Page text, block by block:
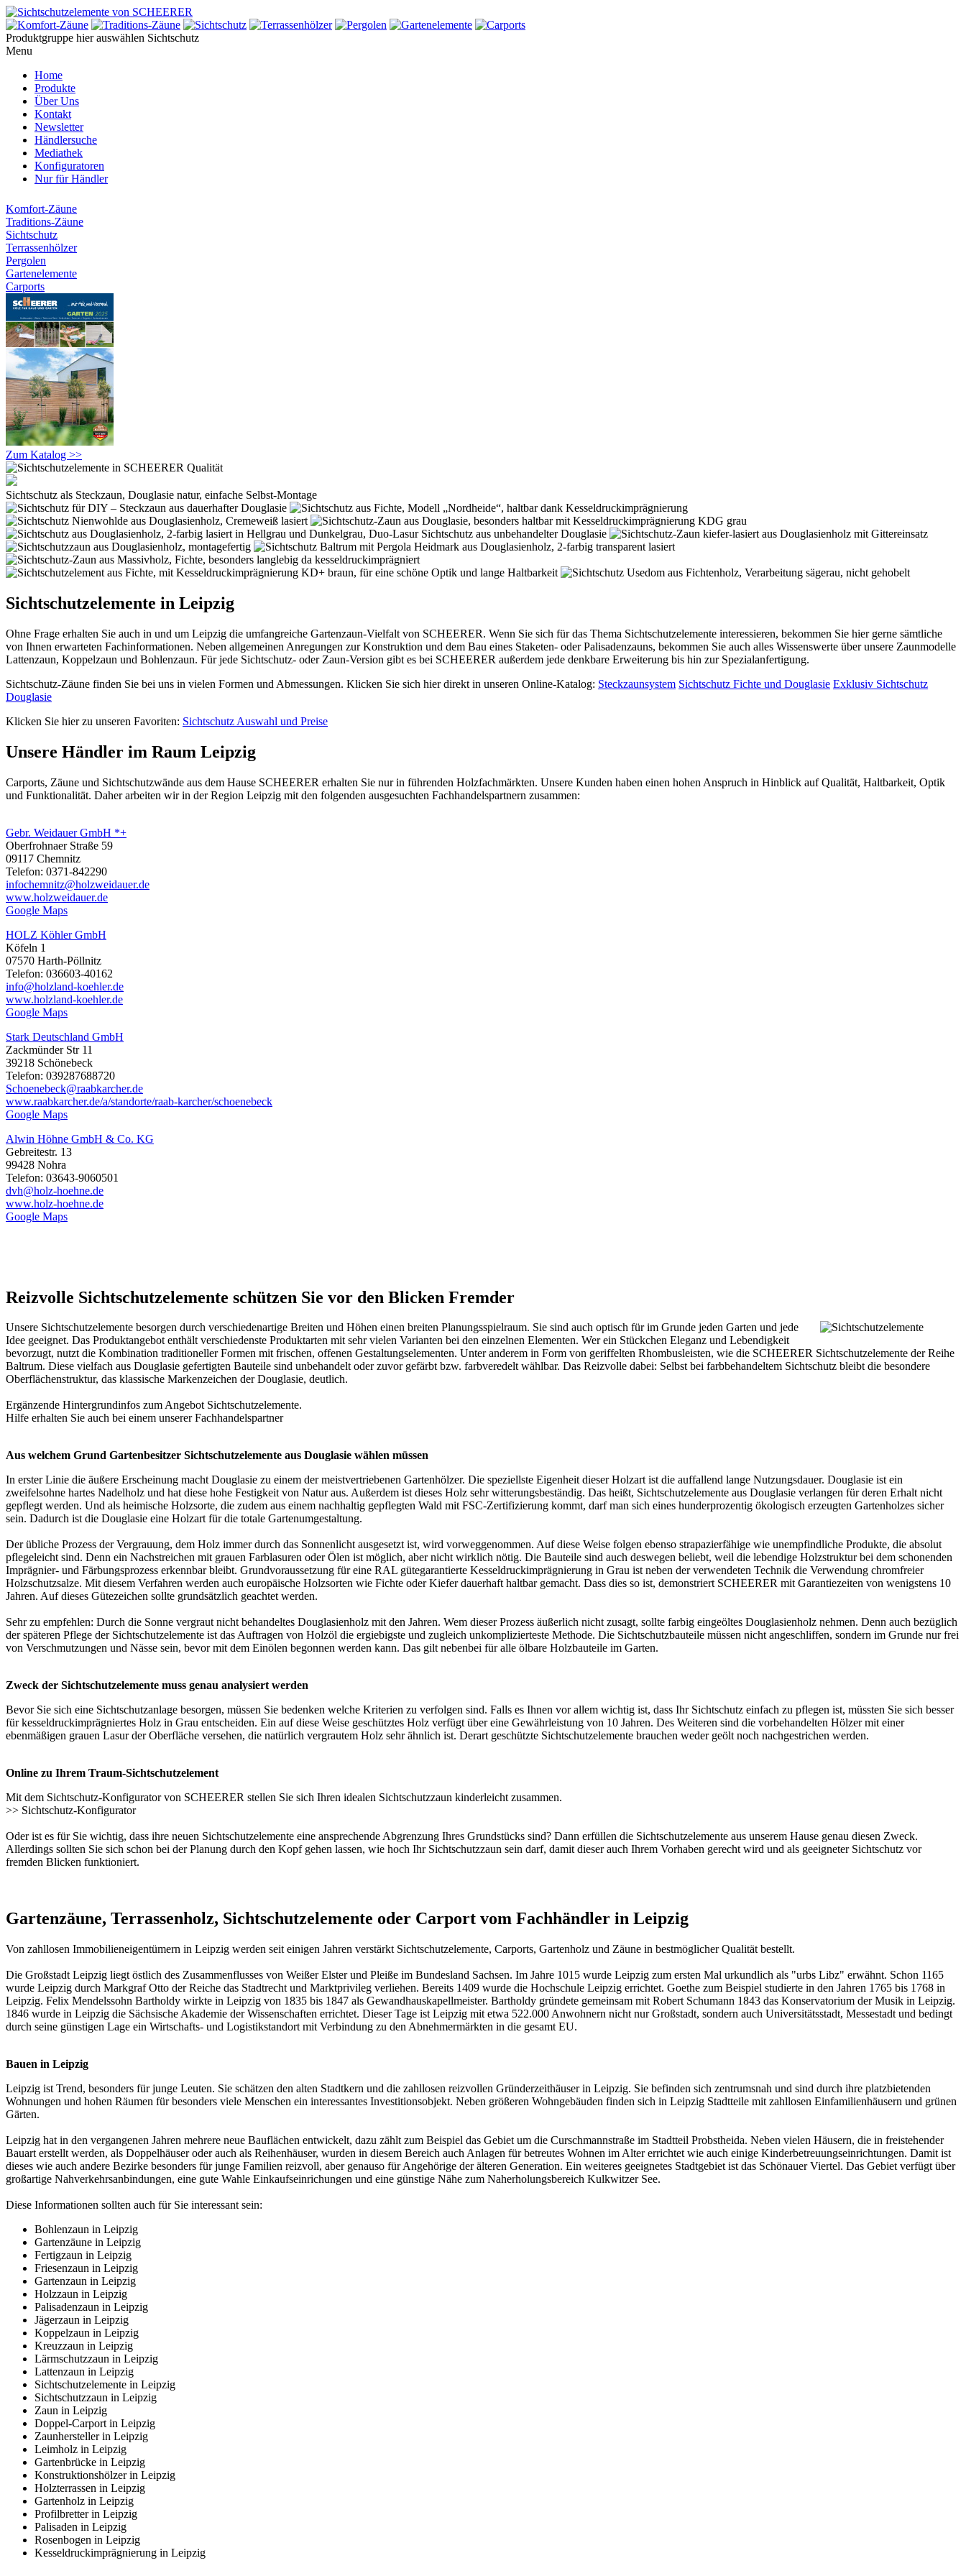
Produktgruppe hier auswählen Sichtschutz
Menu
Home
Produkte
Über Uns
Kontakt
Newsletter
Händlersuche
Mediathek
Konfiguratoren
Nur für Händler
Komfort-Zäune
Traditions-Zäune
Sichtschutz
Terrassenhölzer
Pergolen
Gartenelemente
Carports
Zum Katalog >>
Sichtschutz als Steckzaun, Douglasie natur, einfache Selbst-Montage
Sichtschutzelemente in Leipzig
Ohne Frage erhalten Sie auch in und um Leipzig die umfangreiche Gartenzaun-Vielfalt von SCHEERER. Wenn Sie sich für das Thema Sichtschutzelemente interessieren, bekommen Sie hier gerne sämtliche
von Ihnen erwarteten Fachinformationen. Neben allgemeinen Anregungen zur Konstruktion und dem Bau eines Staketen- oder Palisadenzauns, bekommen Sie auch alles Wissenswerte über unsere Zaunmodelle
Lattenzaun, Koppelzaun und Bohlenzaun. Für jede Sichtschutz- oder Zaun-Version gibt es bei SCHEERER außerdem jede denkbare Erweiterung bis hin zur Spezialanfertigung.
Sichtschutz-Zäune finden Sie bei uns in vielen Formen und Abmessungen. Klicken Sie sich hier direkt in unseren Online-Katalog: Steckzaunsystem Sichtschutz Fichte und Douglasie Exklusiv Sichtschutz
Douglasie
Klicken Sie hier zu unseren Favoriten: Sichtschutz Auswahl und Preise
Unsere Händler im Raum Leipzig
Carports, Zäune und Sichtschutzwände aus dem Hause SCHEERER erhalten Sie nur in führenden Holzfachmärkten. Unsere Kunden haben einen hohen Anspruch in Hinblick auf Qualität, Haltbarkeit, Optik
und Funktionalität. Daher arbeiten wir in der Region Leipzig mit den folgenden ausgesuchten Fachhandelspartnern zusammen:
Gebr. Weidauer GmbH *+
Oberfrohnaer Straße 59
09117 Chemnitz
Telefon: 0371-842290
infochemnitz@holzweidauer.de
www.holzweidauer.de
Google Maps
HOLZ Köhler GmbH
Köfeln 1
07570 Harth-Pöllnitz
Telefon: 036603-40162
info@holzland-koehler.de
www.holzland-koehler.de
Google Maps
Stark Deutschland GmbH
Zackmünder Str 11
39218 Schönebeck
Telefon: 039287688720
Schoenebeck@raabkarcher.de
www.raabkarcher.de/a/standorte/raab-karcher/schoenebeck
Google Maps
Alwin Höhne GmbH & Co. KG
Gebreitestr. 13
99428 Nohra
Telefon: 03643-9060501
dvh@holz-hoehne.de
www.holz-hoehne.de
Google Maps
Reizvolle Sichtschutzelemente schützen Sie vor den Blicken Fremder
Unsere Sichtschutzelemente besorgen durch verschiedenartige Breiten und Höhen einen breiten Planungsspielraum. Sie sind auch optisch für im Grunde jeden Garten und jede
Idee geeignet. Das Produktangebot enthält verschiedenste Produktarten mit sehr vielen Varianten bei den einzelnen Elementen. Wer ein Stückchen Eleganz und Lebendigkeit
bevorzugt, nutzt die Kombination traditioneller Formen mit frischen, offenen Gestaltungselementen. Unter anderem in Form von geriffelten Rhombusleisten, wie die SCHEERER Sichtschutzelemente der Reihe
Baltrum. Diese vielfach aus Douglasie gefertigten Bauteile sind unbehandelt oder zuvor gefärbt bzw. farbveredelt wählbar. Das Reizvolle dabei: Selbst bei farbbehandeltem Sichtschutz bleibt die besondere
Oberflächenstruktur, das klassische Markenzeichen der Douglasie, deutlich.
Ergänzende Hintergrundinfos zum Angebot Sichtschutzelemente.
Hilfe erhalten Sie auch bei einem unsererFachhandelspartner
Aus welchem Grund Gartenbesitzer Sichtschutzelemente aus Douglasie wählen müssen
In erster Linie die äußere Erscheinung macht Douglasie zu einem der meistvertriebenen Gartenhölzer. Die speziellste Eigenheit dieser Holzart ist die auffallend lange Nutzungsdauer. Douglasie ist ein
zweifelsohne hartes Nadelholz und hat diese hohe Festigkeit von Natur aus. Außerdem ist dieses Holz sehr witterungsbeständig. Das heißt, Sichtschutzelemente aus Douglasie verlangen für deren Erhalt nicht
gepflegt werden. Und als heimische Holzsorte, die zudem aus einem nachhaltig gepflegten Wald mit FSC-Zertifizierung kommt, darf man sich eines hunderprozentig ökologisch erzeugten Gartenholzes sicher
sein. Dadurch ist die Douglasie eine Holzart für die totale Gartenumgestaltung.
Der übliche Prozess der Vergrauung, dem Holz immer durch das Sonnenlicht ausgesetzt ist, wird vorweggenommen. Auf diese Weise folgen ebenso strapazierfähige wie unempfindliche Produkte, die absolut
pflegeleicht sind. Denn ein Nachstreichen mit grauen Farblasuren oder Ölen ist möglich, aber nicht wirklich nötig. Die Bauteile sind auch deswegen beliebt, weil die lebendige Holzstruktur bei dem schonenden
Imprägnier- und Färbungsprozess erkennbar bleibt. Grundvoraussetzung für eine RAL gütegarantierte Kesseldruckimprägnierung in Grau ist neben der verwendeten Technik die Verwendung chromfreier
Holzschutzsalze. Mit diesem Verfahren werden auch europäische Holzsorten wie Fichte oder Kiefer dauerhaft haltbar gemacht. Dass dies so ist, demonstriert SCHEERER mit Garantiezeiten von wenigstens 10
Jahren. Auf dieses Gütezeichen sollte grundsätzlich geachtet werden.
Sehr zu empfehlen: Durch die Sonne vergraut nicht behandeltes Douglasienholz mit den Jahren. Wem dieser Prozess äußerlich nicht zusagt, sollte farbig eingeöltes Douglasienholz nehmen. Denn auch bezüglich
der späteren Pflege der Sichtschutzelemente ist das Auftragen von Holzöl die ergiebigste und zugleich unkomplizierteste Methode. Die Sichtschutzbauteile müssen nicht angeschliffen, sondern im Grunde nur frei
von Verschmutzungen und Nässe sein, bevor mit dem Einölen begonnen werden kann. Das gilt nebenbei für alle ölbare Holzbauteile im Garten.
Zweck der Sichtschutzelemente muss genau analysiert werden
Bevor Sie sich eine Sichtschutzanlage besorgen, müssen Sie bedenken welche Kriterien zu verfolgen sind. Falls es Ihnen vor allem wichtig ist, dass Ihr Sichtschutz einfach zu pflegen ist, müssten Sie sich besser
für kesseldruckimprägniertes Holz in Grau entscheiden. Ein auf diese Weise geschütztes Holz verfügt über eine Gewährleistung von 10 Jahren. Des Weiteren sind die vorbehandelten Hölzer mit einer
ebenmäßigen grauen Lasur der Oberfläche versehen, die natürlich vergrautem Holz sehr ähnlich ist. Derart geschützte Sichtschutzelemente brauchen weder geölt noch nachgestrichen werden.
Online zu Ihrem Traum-Sichtschutzelement
Mit dem Sichtschutz-Konfigurator von SCHEERER stellen Sie sich Ihren idealen Sichtschutzzaun kinderleicht zusammen.
>> Sichtschutz-Konfigurator
Oder ist es für Sie wichtig, dass ihre neuen Sichtschutzelemente eine ansprechende Abgrenzung Ihres Grundstücks sind? Dann erfüllen die Sichtschutzelemente aus unserem Hause genau diesen Zweck.
Allerdings sollten Sie sich schon bei der Planung durch den Kopf gehen lassen, wie hoch Ihr Sichtschutzzaun sein darf, damit dieser auch Ihrem Vorhaben gerecht wird und als geeigneter Sichtschutz vor
fremden Blicken funktioniert.
Gartenzäune, Terrassenholz, Sichtschutzelemente oder Carport vom Fachhändler in Leipzig
Von zahllosen Immobilieneigentümern in Leipzig werden seit einigen Jahren verstärkt Sichtschutzelemente, Carports, Gartenholz und Zäune in bestmöglicher Qualität bestellt.
Die Großstadt Leipzig liegt östlich des Zusammenflusses von Weißer Elster und Pleiße im Bundesland Sachsen. Im Jahre 1015 wurde Leipzig zum ersten Mal urkundlich als "urbs Libz" erwähnt. Schon 1165
wurde Leipzig durch Markgraf Otto der Reiche das Stadtrecht und Marktprivileg verliehen. Bereits 1409 wurde die Hochschule Leipzig errichtet. Goethe zum Beispiel studierte in den Jahren 1765 bis 1768 in
Leipzig. Felix Mendelssohn Bartholdy wirkte in Leipzig von 1835 bis 1847 als Gewandhauskapellmeister. Bartholdy gründete gemeinsam mit Robert Schumann 1843 das Konservatorium der Musik in Leipzig.
1846 wurde in Leipzig die Sächsische Akademie der Wissenschaften errichtet. Dieser Tage ist Leipzig mit etwa 522.000 Anwohnern nicht nur Großstadt, sondern auch Universitätsstadt, Messestadt und bedingt
durch seine günstigen Lage ein Wirtschafts- und Logistikstandort mit Verbindung zu den Abnehmermärkten in die gesamt EU.
Bauen in Leipzig
Leipzig ist Trend, besonders für junge Leuten. Sie schätzen den alten Stadtkern und die zahllosen reizvollen Gründerzeithäuser in Leipzig. Sie befinden sich zentrumsnah und sind durch ihre platzbietenden
Wohnungen und hohen Räumen für besonders viele Menschen ein interessantes Investitionsobjekt. Neben größeren Wohngebäuden finden sich in Leipzig Stadtteile mit zahllosen Einfamilienhäusern und grünen
Gärten.
Leipzig hat in den vergangenen Jahren mehrere neue Bauflächen entwickelt, dazu zählt zum Beispiel das Gebiet um die Curschmannstraße im Stadtteil Probstheida. Neben vielen Häusern, die in freistehender
Bauart erstellt werden, als Doppelhäuser oder auch als Reihenhäuser, wurden in diesem Bereich auch Anlagen für betreutes Wohnen im Alter errichtet wie auch einige Kinderbetreuungseinrichtungen. Damit ist
dieses wie auch andere Bezirke besonders für junge Familien reizvoll, aber genauso für Angehörige der älteren Generation. Ein weiteres geeignetes Stadtgebiet ist das Schönauer Viertel. Das Gebiet verfügt über
großartige Nahverkehrsanbindungen, eine gute Wahle Einkaufseinrichungen und eine günstige Nähe zum Naherholungsbereich Kulkwitzer See.
Diese Informationen sollten auch für Sie interessant sein:
Bohlenzaun in Leipzig
Gartenzäune in Leipzig
Fertigzaun in Leipzig
Friesenzaun in Leipzig
Gartenzaun in Leipzig
Holzzaun in Leipzig
Palisadenzaun in Leipzig
Jägerzaun in Leipzig
Koppelzaun in Leipzig
Kreuzzaun in Leipzig
Lärmschutzzaun in Leipzig
Lattenzaun in Leipzig
Sichtschutzelemente in Leipzig
Sichtschutzzaun in Leipzig
Zaun in Leipzig
Doppel-Carport in Leipzig
Zaunhersteller in Leipzig
Leimholz in Leipzig
Gartenbrücke in Leipzig
Konstruktionshölzer in Leipzig
Holzterrassen in Leipzig
Gartenholz in Leipzig
Profilbretter in Leipzig
Palisaden in Leipzig
Rosenbogen in Leipzig
Kesseldruckimprägnierung in Leipzig